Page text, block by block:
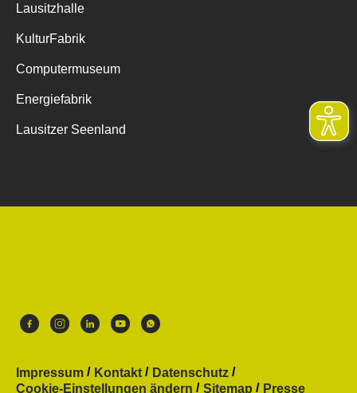
Lausitzhalle
KulturFabrik
Computermuseum
Energiefabrik
Lausitzer Seenland
Impressum Kontakt
Datenschutz
Cookie-Einstellungen ändern
Sitemap Presse